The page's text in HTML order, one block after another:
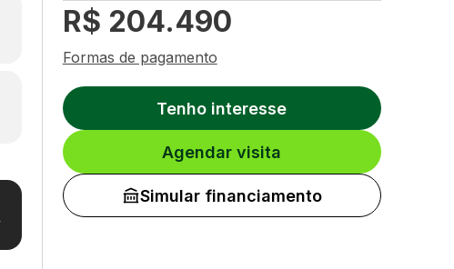
R$ 204.490
Formas de pagamento
Tenho interesse
Agendar visita
Simular financiamento